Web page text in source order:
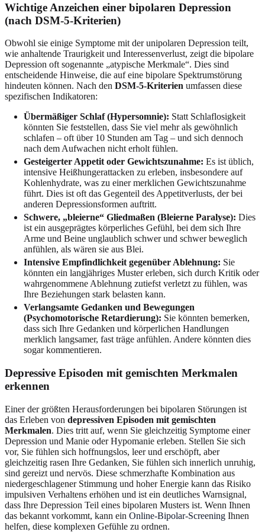
Wichtige Anzeichen einer bipolaren Depression
(nach DSM-5-Kriterien)
Obwohl sie einige Symptome mit der unipolaren Depression teilt,
wie anhaltende Traurigkeit und Interessenverlust, zeigt die bipolare
Depression oft sogenannte „atypische Merkmale“. Dies sind
entscheidende Hinweise, die auf eine bipolare Spektrumstörung
hindeuten können. Nach den DSM-5-Kriterien umfassen diese
spezifischen Indikatoren:
Übermäßiger Schlaf (Hypersomnie): Statt Schlaflosigkeit
könnten Sie feststellen, dass Sie viel mehr als gewöhnlich
schlafen – oft über 10 Stunden am Tag – und sich dennoch
nach dem Aufwachen nicht erholt fühlen.
Gesteigerter Appetit oder Gewichtszunahme: Es ist üblich,
intensive Heißhungerattacken zu erleben, insbesondere auf
Kohlenhydrate, was zu einer merklichen Gewichtszunahme
führt. Dies ist oft das Gegenteil des Appetitverlusts, der bei
anderen Depressionsformen auftritt.
Schwere, „bleierne“ Gliedmaßen (Bleierne Paralyse): Dies
ist ein ausgeprägtes körperliches Gefühl, bei dem sich Ihre
Arme und Beine unglaublich schwer und schwer beweglich
anfühlen, als wären sie aus Blei.
Intensive Empfindlichkeit gegenüber Ablehnung: Sie
könnten ein langjähriges Muster erleben, sich durch Kritik oder
wahrgenommene Ablehnung zutiefst verletzt zu fühlen, was
Ihre Beziehungen stark belasten kann.
Verlangsamte Gedanken und Bewegungen
(Psychomotorische Retardierung): Sie könnten bemerken,
dass sich Ihre Gedanken und körperlichen Handlungen
merklich langsamer, fast träge anfühlen. Andere könnten dies
sogar kommentieren.
Depressive Episoden mit gemischten Merkmalen
erkennen
Einer der größten Herausforderungen bei bipolaren Störungen ist
das Erleben von depressiven Episoden mit gemischten
Merkmalen. Dies tritt auf, wenn Sie gleichzeitig Symptome einer
Depression und Manie oder Hypomanie erleben. Stellen Sie sich
vor, Sie fühlen sich hoffnungslos, leer und erschöpft, aber
gleichzeitig rasen Ihre Gedanken, Sie fühlen sich innerlich unruhig,
sind gereizt und nervös. Diese schmerzhafte Kombination aus
niedergeschlagener Stimmung und hoher Energie kann das Risiko
impulsiven Verhaltens erhöhen und ist ein deutliches Warnsignal,
dass Ihre Depression Teil eines bipolaren Musters ist. Wenn Ihnen
das bekannt vorkommt, kann ein Online-Bipolar-Screening Ihnen
helfen, diese komplexen Gefühle zu ordnen.